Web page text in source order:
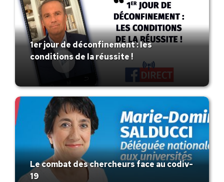
1er jour de déconfinement : les
conditions de la réussite !
Le combat des chercheurs face au codiv-
19